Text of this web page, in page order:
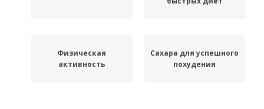
Физическая
активность
Сахара для успешного
похудения